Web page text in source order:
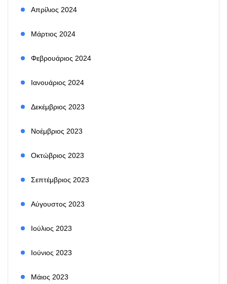
Απρίλιος 2024
Μάρτιος 2024
Φεβρουάριος 2024
Ιανουάριος 2024
Δεκέμβριος 2023
Νοέμβριος 2023
Οκτώβριος 2023
Σεπτέμβριος 2023
Αύγουστος 2023
Ιούλιος 2023
Ιούνιος 2023
Μάιος 2023